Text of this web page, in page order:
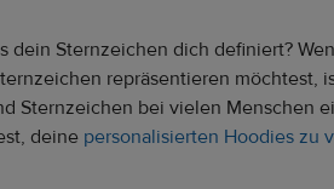
dein Sternzeichen dich definiert?
repräsentieren möchtest,
Sternzeichen bei vielen Menschen
deine personalisierten Hoodies zu